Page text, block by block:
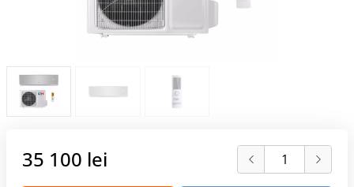
35 100 lei